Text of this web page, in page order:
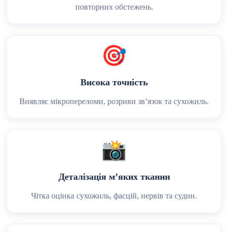
повторних обстежень.
🎯
Висока точність
Виявляє мікропереломи, розриви зв’язок та сухожиль.
📸
Деталізація м’яких тканин
Чітка оцінка сухожиль, фасцій, нервів та судин.